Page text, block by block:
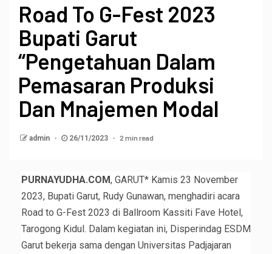
Road To G-Fest 2023
Bupati Garut
“Pengetahuan Dalam
Pemasaran Produksi
Dan Mnajemen Modal
admin 26/11/2023 2 min read
PURNAYUDHA.COM, GARUT* Kamis 23 November
2023, Bupati Garut, Rudy Gunawan, menghadiri acara
Road to G-Fest 2023 di Ballroom Kassiti Fave Hotel,
Tarogong Kidul. Dalam kegiatan ini, Disperindag ESDM
Garut bekerja sama dengan Universitas Padjajaran